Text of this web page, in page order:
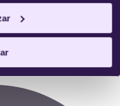
en activo